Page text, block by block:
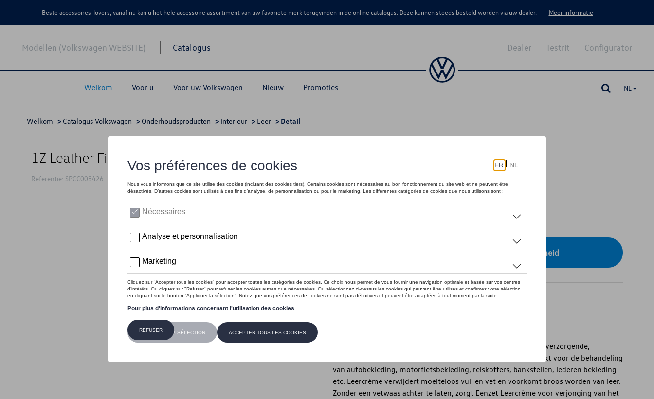
Beste accessoires-lovers, vanaf nu kan u het hele accessoire assortiment van uw favoriete merk terugvinden in de online catalogus. Deze kunnen steeds besteld worden via uw dealer. Meer informatie
Modellen (Volkswagen WEBSITE) Catalogus
Welkom Voor u Voor uw Volkswagen Nieuw Promoties
Configurator
Testrit
Dealer
NL
Welkom > Catalogus Volkswagen > Onderhoudsproducten > Interieur > Leer > Detail
1Z Leather Finish 250 ml
Referentie: SPCC003426
Dit product is momenteel niet op stock
Contacteer uw dealer voor beschikbaarheid
Introductie
Eenzet Leercrème is een hoogwaardige crème met reinigende, verzorgende,
beschermende en kleurherstellende werking. Uitermate geschikt voor de behandeling
van autobekleding, motorfietsbekleding, reiskoffers, bankstellen, lederen bekleding
etc. Leercrème verwijdert moeiteloos vuil en vet en voorkomt broos worden van leer.
Zonder een vetwaas achter te laten, zorgt Eenzet Leercrème voor verjonging van het